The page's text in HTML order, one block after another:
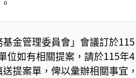
金管理委員會」會議訂於115
位如有相關提案，請於115年4
提案單，俾以彙辦相關事宜，